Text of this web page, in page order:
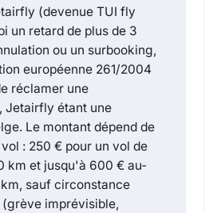
(devenue TUI fly
un retard de plus de 3
ou un surbooking,
européenne 261/2004
réclamer une
Jetairfly étant une
Le montant dépend de
: 250 € pour un vol de
km et jusqu'à 600 € au-
sauf circonstance
imprévisible,